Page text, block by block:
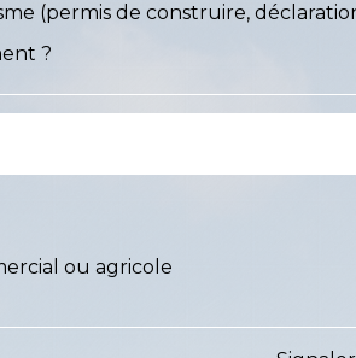
(permis de construire,
?
ou agricole